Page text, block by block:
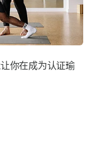
你在成为认证瑜